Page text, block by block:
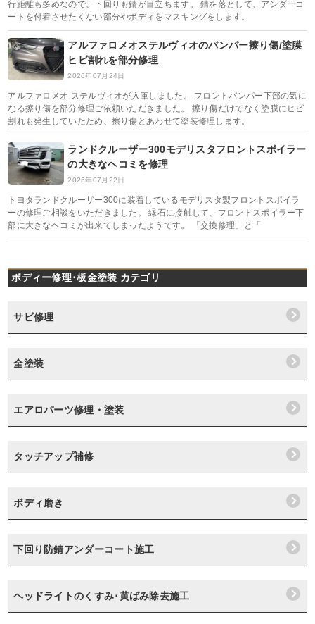
行距離も多めなので、下回りも錆が目立ちます。 錆を落として、アンダーコ
ートを付着させたくない部分やボディをマスキングをします。
アルファロメオステルヴィオのバンパー擦り傷/塗膜
ヒビ割れを部分修理
2026年07月24日
アルファロメオ ステルヴィオが入庫しました。 フロントバンパー下部の気に
なる擦り傷を部分修理ご依頼いただきました。 擦り傷だけでなく塗膜にヒビ
割れも発生していたため、擦り傷とあわせて塗装修理します。
ランドクルーザー300モデリスタフロントスポイラー
の大きなヘコミを修理
2026年07月22日
トヨタランドクルーザー300に装着しているモデリスタ製フロントスポイラ
ーの修理ご相談をいただきました。 縁石に接触して、フロントスポイラー下
部に大きなヘコミが出来てしまったようです。 「交換修理」と「
ボディー修理･板金塗装 カテゴリ
サビ修理
全塗装
エアロパーツ修理・塗装
タッチアップ補修
ボディ磨き
下回り防錆アンダーコート施工
ヘッドライトのくすみ･黄ばみ除去施工